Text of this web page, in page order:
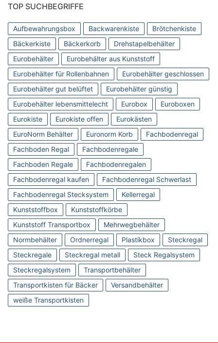
TOP SUCHBEGRIFFE
Aufbewahrungsbox Backwarenkiste
Brötchenkiste
Bäckerkiste
Bäckerkorb
Drehstapelbehälter
Eurobehälter
Eurobehälter aus Kunststoff
Eurobehälter für Rollenbahnen
Eurobehälter geschlossen
Eurobehälter gut belüftet
Eurobehälter günstig
Eurobehälter lebensmittelecht
Eurobox
Euroboxen
Eurokiste
Eurokiste offen
Eurokästen
EuroNorm Behälter
Euronorm Korb
Fachbodenregal
Fachboden Regal
Fachbodenregale
Fachboden Regale
Fachbodenregalen
Fachbodenregal kaufen
Fachbodenregal Schwerlast
Fachbodenregal Stecksystem
Kellerregal
Kunststoffbox
Kunststoffkörbe
Kunststoff Transportbox
Mehrwegbehälter
Normbehälter
Ordnerregal Plastikbox
Steckregal
Steckregale
Steckregal metall
Steck Regalsystem
Steckregalsystem
Transportbehälter
Transportkisten für Bäcker
Versandbehälter
weiße Transportkisten